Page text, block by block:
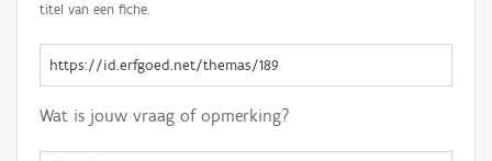
titel van een fiche.
Wat is jouw vraag of opmerking?